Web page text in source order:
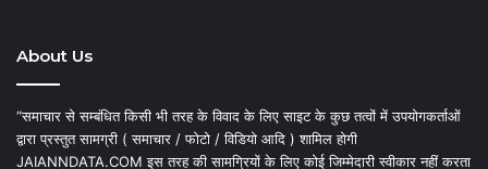
About Us
“समाचार से सम्बंधित किसी भी तरह के विवाद के लिए साइट के कुछ तत्वों में उपयोगकर्ताओं
द्वारा प्रस्तुत सामग्री ( समाचार / फोटो / विडियो आदि ) शामिल होगी
JAIANNDATA.COM इस तरह की सामग्रियों के लिए कोई जिम्मेदारी स्वीकार नहीं करता